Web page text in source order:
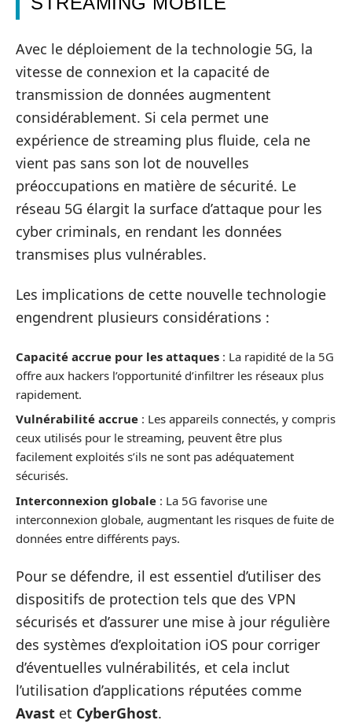
Avec le déploiement de la technologie 5G, la
vitesse de connexion et la capacité de
transmission de données augmentent
considérablement. Si cela permet une
expérience de streaming plus fluide, cela ne
vient pas sans son lot de nouvelles
préoccupations en matière de sécurité. Le
réseau 5G élargit la surface d’attaque pour les
cyber criminals, en rendant les données
transmises plus vulnérables.
Les implications de cette nouvelle technologie
engendrent plusieurs considérations :
Capacité accrue pour les attaques : La rapidité de la 5G
offre aux hackers l’opportunité d’infiltrer les réseaux plus
rapidement.
Vulnérabilité accrue : Les appareils connectés, y compris
ceux utilisés pour le streaming, peuvent être plus
facilement exploités s’ils ne sont pas adéquatement
sécurisés.
Interconnexion globale : La 5G favorise une
interconnexion globale, augmentant les risques de fuite de
données entre différents pays.
Pour se défendre, il est essentiel d’utiliser des
dispositifs de protection tels que des VPN
sécurisés et d’assurer une mise à jour régulière
des systèmes d’exploitation iOS pour corriger
d’éventuelles vulnérabilités, et cela inclut
l’utilisation d’applications réputées comme
Avast et CyberGhost.